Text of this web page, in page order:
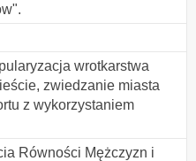
wrotkarstwa
zwiedzanie miasta
z wykorzystaniem
Równości Mężczyzn i